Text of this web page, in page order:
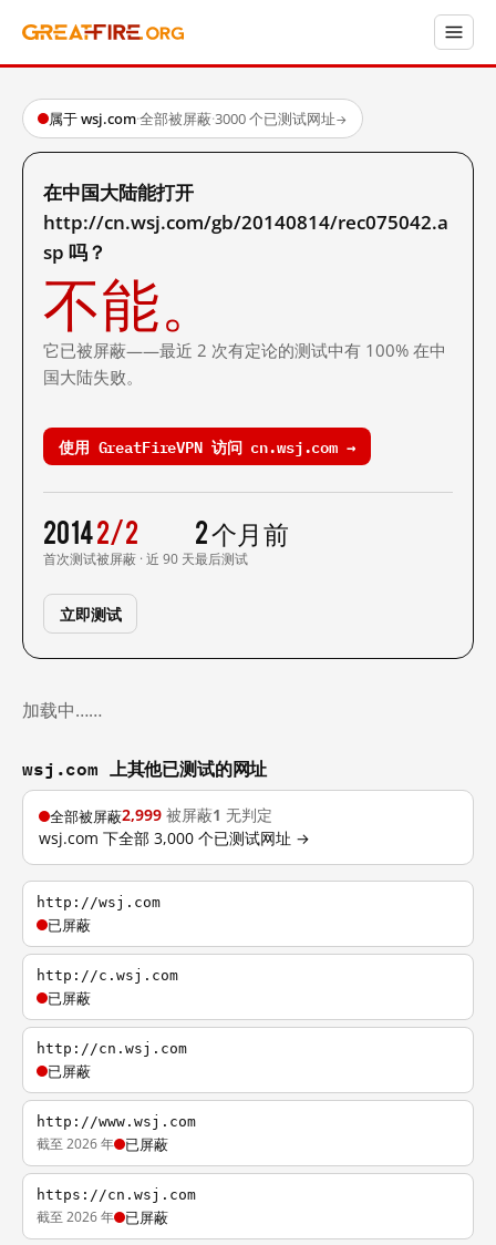
属于 wsj.com·全部被屏蔽·3000 个已测试网址→
在中国大陆能打开
http://cn.wsj.com/gb/20140814/rec075042.a
sp 吗？
不能。
它已被屏蔽——最近 2 次有定论的测试中有 100% 在中
国大陆失败。
使用 GreatFireVPN 访问 cn.wsj.com →
2014
首次测试
2/2
被屏蔽 · 近 90 天
2 个月前
最后测试
立即测试
加载中……
wsj.com 上其他已测试的网址
全部被屏蔽2,999 被屏蔽1 无判定
wsj.com 下全部 3,000 个已测试网址 →
http://wsj.com
已屏蔽
http://c.wsj.com
已屏蔽
http://cn.wsj.com
已屏蔽
http://www.wsj.com
截至 2026 年 已屏蔽
https://cn.wsj.com
截至 2026 年 已屏蔽